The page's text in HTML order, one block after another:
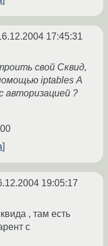
17:45:31
свой Сквид,
iptables А
авторизацией ?
19:05:17
, там есть
с